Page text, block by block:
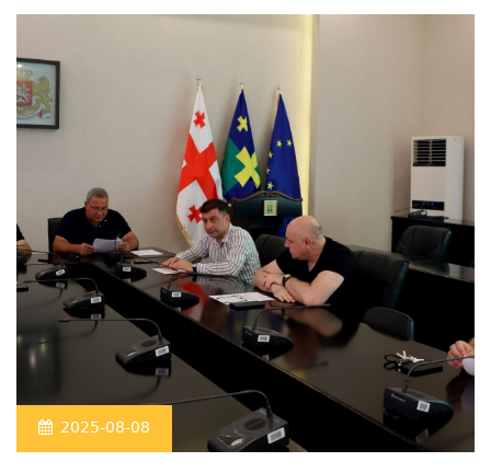
2025-08-08